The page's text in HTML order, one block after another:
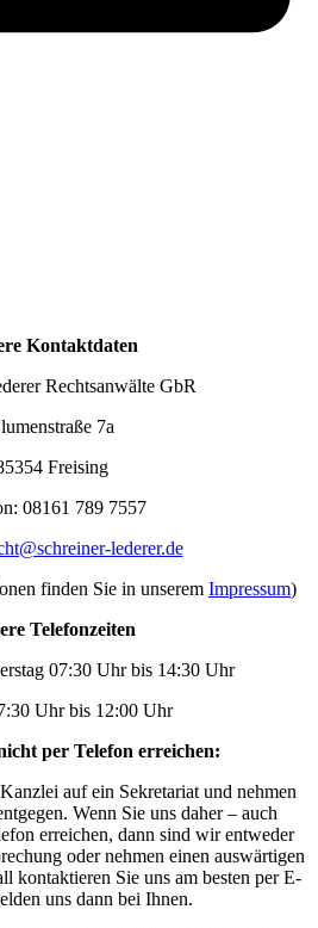
Kontaktdaten
Rechtsanwälte GbR
7a
Freising
08161 789 7557
lederer.de
finden Sie in unserem Impressum)
Telefonzeiten
07:30 Uhr bis 14:30 Uhr
Uhr bis 12:00 Uhr
per Telefon erreichen:
auf ein Sekretariat und nehmen
Wenn Sie uns daher – auch
erreichen, dann sind wir entweder
oder nehmen einen auswärtigen
kontaktieren Sie uns am besten per E-
uns dann bei Ihnen.